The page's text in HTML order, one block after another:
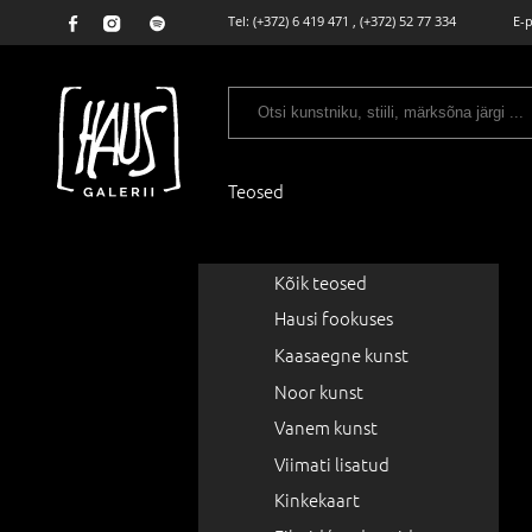
Tel: (+372) 6 419 471 , (+372) 52 77 334 E-
Teosed
Kõik teosed
Hausi fookuses
Kaasaegne kunst
Noor kunst
Vanem kunst
Viimati lisatud
Kinkekaart